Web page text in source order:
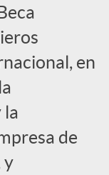
en
la
de
y